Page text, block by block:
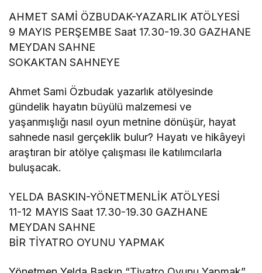
AHMET SAMİ ÖZBUDAK-YAZARLIK ATÖLYESİ
9 MAYIS PERŞEMBE Saat 17.30-19.30 GAZHANE
MEYDAN SAHNE
SOKAKTAN SAHNEYE
Ahmet Sami Özbudak yazarlık atölyesinde
gündelik hayatın büyülü malzemesi ve
yaşanmışlığı nasıl oyun metnine dönüşür, hayat
sahnede nasıl gerçeklik bulur? Hayatı ve hikâyeyi
araştıran bir atölye çalışması ile katılımcılarla
buluşacak.
YELDA BASKIN-YÖNETMENLİK ATÖLYESİ
11-12 MAYIS Saat 17.30-19.30 GAZHANE
MEYDAN SAHNE
BİR TİYATRO OYUNU YAPMAK